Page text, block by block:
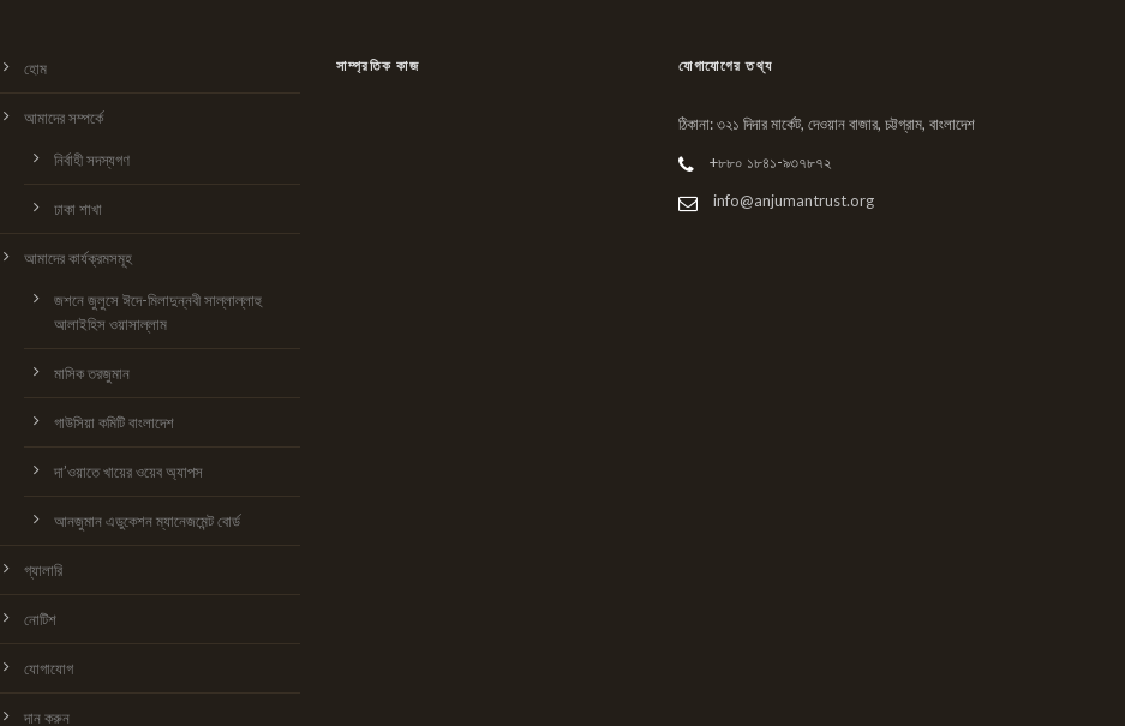
হোম
আমাদের সম্পর্কে
নির্বাহী সদস্যগণ
ঢাকা শাখা
আমাদের কার্যক্রমসমূহ
জশনে জুলুসে ঈদে-মিলাদুন্নবী সাল্লাল্লাহু
আলাইহিস ওয়াসাল্লাম
মাসিক তরজুমান
গাউসিয়া কমিটি বাংলাদেশ
দা’ওয়াতে খায়ের ওয়েব অ্যাপস
আনজুমান এডুকেশন ম্যানেজমেন্ট বোর্ড
গ্যালারি
নোটিশ
যোগাযোগ
দান করুন
সাম্প্রতিক কাজ যোগাযোগের তথ্য
ঠিকানা: ৩২১ দিদার মার্কেট, দেওয়ান বাজার, চট্টগ্রাম, বাংলাদেশ
+৮৮০ ১৮৪১-৯৩৭৮৭২
info@anjumantrust.org